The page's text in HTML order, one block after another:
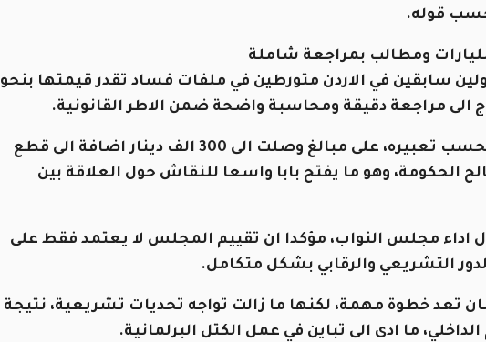
قوله.
ومطالب بمراجعة شاملة
سابقين في الاردن متورطين في ملفات فساد تقدر قيمتها بنحو
الى مراجعة دقيقة ومحاسبة واضحة ضمن الاطر القانونية.
كما اشار الى ان بعض النواب حصلوا، بحسب تعبيره، على مبالغ وصلت الى 300 الف دينار اضافة الى قطع
الحكومة، وهو ما يفتح بابا واسعا للنقاش حول العلاقة بين
اداء مجلس النواب، مؤكدا ان تقييم المجلس لا يعتمد فقط على
التشريعي والرقابي بشكل متكامل.
تعد خطوة مهمة، لكنها ما زالت تواجه تحديات تشريعية، نتيجة
ما ادى الى تباين في عمل الكتل البرلمانية.